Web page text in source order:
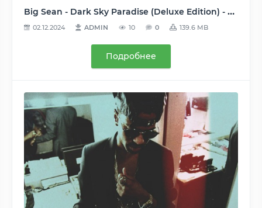
Big Sean - Dark Sky Paradise (Deluxe Edition) - 2015, MP3, 320 kbps
02.12.2024 ADMIN 10 0 139.6 MB
Подробнее